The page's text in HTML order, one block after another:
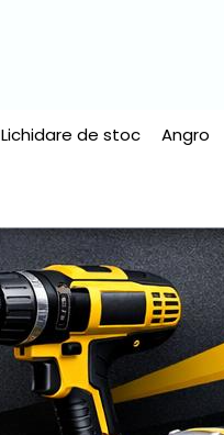
Lichidare de stoc Angro